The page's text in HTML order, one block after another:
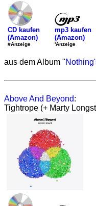
CD kaufen
(Amazon)
#Anzeige
mp3 kaufen
(Amazon)
'Anzeige
aus dem Album "
Above And Beyond:
Tightrope (+ Marty